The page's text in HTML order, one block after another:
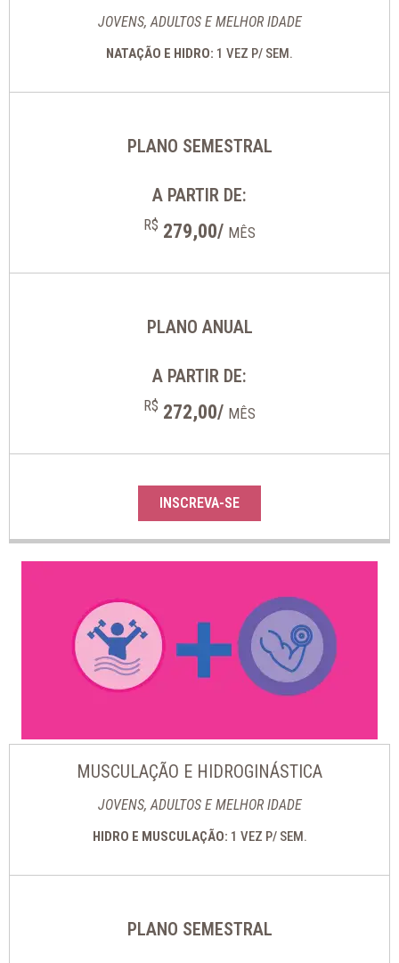
JOVENS, ADULTOS E MELHOR IDADE
NATAÇÃO E HIDRO: 1 VEZ P/ SEM.
PLANO SEMESTRAL
A PARTIR DE:
R$ 279,00/ MÊS
PLANO ANUAL
A PARTIR DE:
R$ 272,00/ MÊS
INSCREVA-SE
MUSCULAÇÃO E HIDROGINÁSTICA
JOVENS, ADULTOS E MELHOR IDADE
HIDRO E MUSCULAÇÃO: 1 VEZ P/ SEM.
PLANO SEMESTRAL